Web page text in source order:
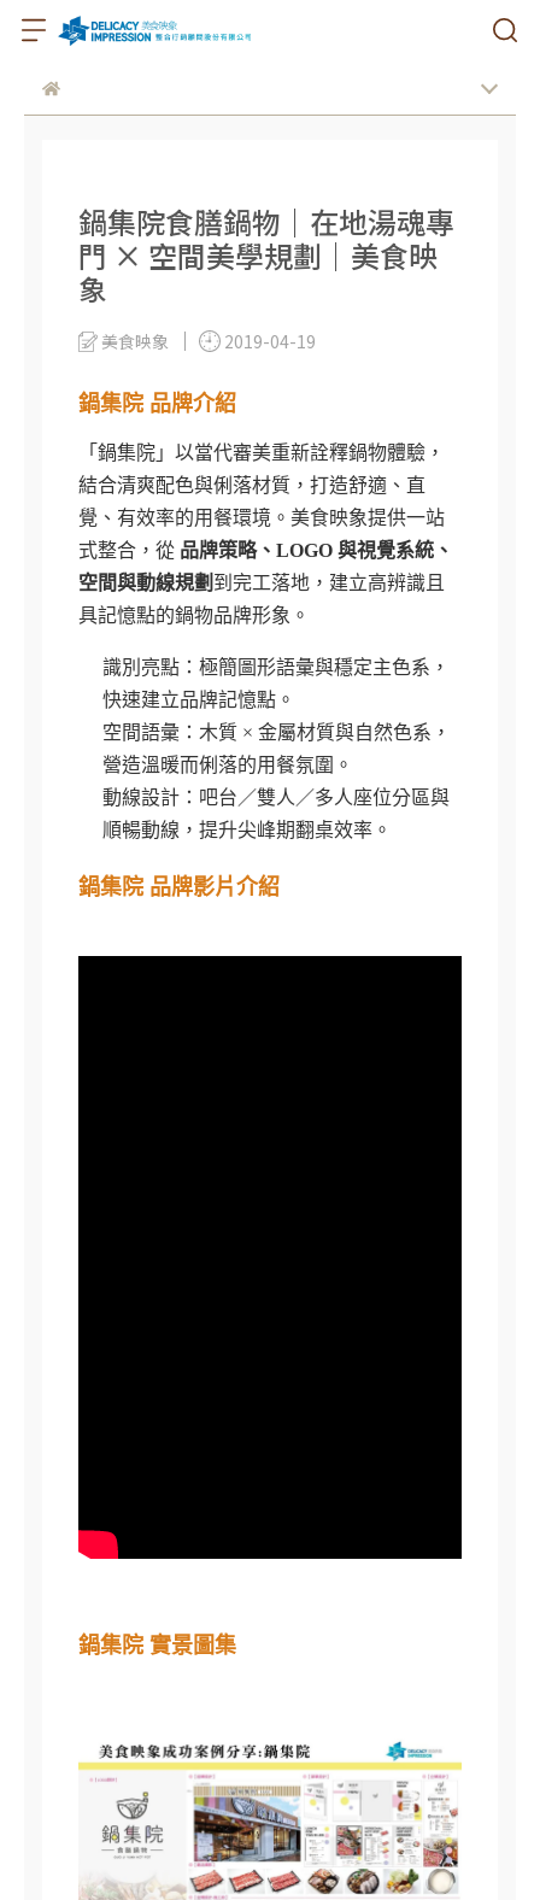
鍋集院食膳鍋物｜在地湯魂專
門 × 空間美學規劃｜美食映
象
美食映象 2019-04-19
鍋集院 品牌介紹
「鍋集院」以當代審美重新詮釋鍋物體驗，
結合清爽配色與俐落材質，打造舒適、直
覺、有效率的用餐環境。美食映象提供一站
式整合，從 品牌策略、LOGO 與視覺系統、
空間與動線規劃 到完工落地，建立高辨識且
具記憶點的鍋物品牌形象。
識別亮點：極簡圖形語彙與穩定主色系，
快速建立品牌記憶點。
空間語彙：木質 × 金屬材質與自然色系，
營造溫暖而俐落的用餐氛圍。
動線設計：吧台／雙人／多人座位分區與
順暢動線，提升尖峰期翻桌效率。
鍋集院 品牌影片介紹
鍋集院 實景圖集